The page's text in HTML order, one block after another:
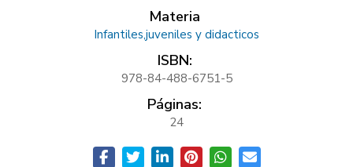
Materia
Infantiles,juveniles y didacticos
ISBN:
978-84-488-6751-5
Páginas:
24